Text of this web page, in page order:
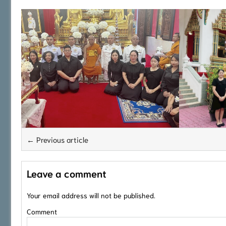
← Previous article
Leave a comment
Your email address will not be published.
Comment